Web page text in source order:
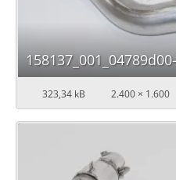
323,34 kB 2.400 × 1.600